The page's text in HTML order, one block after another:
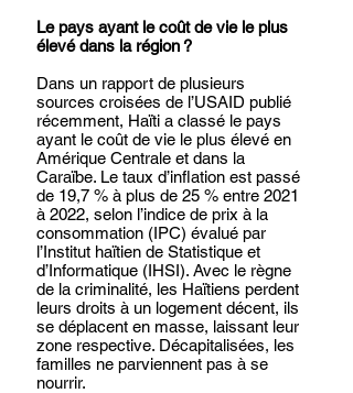
Le pays ayant le coût de vie le plus
élevé dans la région ?
Dans un rapport de plusieurs
sources croisées de l’USAID publié
récemment, Haïti a classé le pays
ayant le coût de vie le plus élevé en
Amérique Centrale et dans la
Caraïbe. Le taux d’inflation est passé
de 19,7 % à plus de 25 % entre 2021
à 2022, selon l’indice de prix à la
consommation (IPC) évalué par
l’Institut haïtien de Statistique et
d’Informatique (IHSI). Avec le règne
de la criminalité, les Haïtiens perdent
leurs droits à un logement décent, ils
se déplacent en masse, laissant leur
zone respective. Décapitalisées, les
familles ne parviennent pas à se
nourrir.